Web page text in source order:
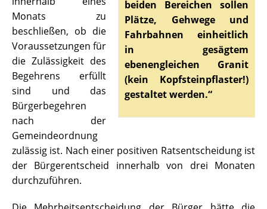
beiden Bereichen sollen
Plätze, Gehwege und
Fahrbahnen einheitlich
in gesägtem
ebenengleichen Granit
(kein Kopfsteinpflaster!)
gestaltet werden.“
Monats zu
beschließen, ob die
Voraussetzungen für
die Zulässigkeit des
Begehrens erfüllt
sind und das
Bürgerbegehren
nach der
Gemeindeordnung
zulässig ist. Nach einer positiven Ratsentscheidung ist
der Bürgerentscheid innerhalb von drei Monaten
durchzuführen.